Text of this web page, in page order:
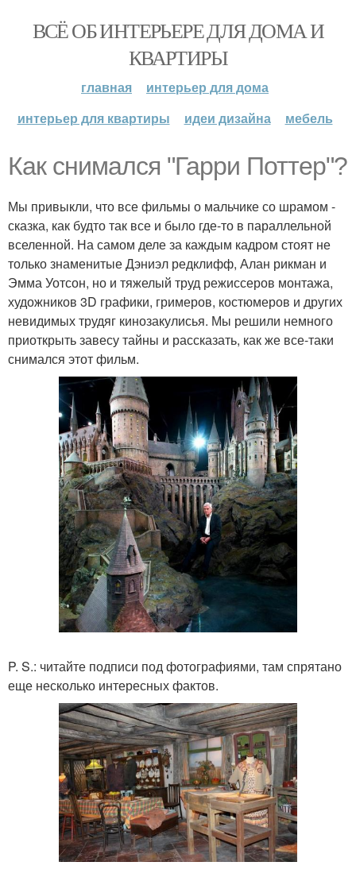
ВСЁ ОБ ИНТЕРЬЕРЕ ДЛЯ ДОМА И
КВАРТИРЫ
главная
интерьер для дома
интерьер для квартиры
идеи дизайна мебель
Как снимался "Гарри Поттер"?
Мы привыкли, что все фильмы о мальчике со шрамом -
сказка, как будто так все и было где-то в параллельной
вселенной. На самом деле за каждым кадром стоят не
только знаменитые Дэниэл редклифф, Алан рикман и
Эмма Уотсон, но и тяжелый труд режиссеров монтажа,
художников 3D графики, гримеров, костюмеров и других
невидимых трудяг кинозакулисья. Мы решили немного
приоткрыть завесу тайны и рассказать, как же все-таки
снимался этот фильм.
P. S.: читайте подписи под фотографиями, там спрятано
еще несколько интересных фактов.